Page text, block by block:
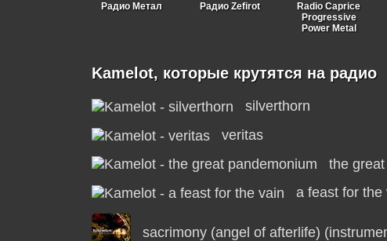
Радио Метал Радио Zefirot
Radio Caprice
Progressive
Power Metal
Kamelot, которые крутятся на радио
silverthorn
veritas
the
a feast for the
sacrimony (angel of afterlife)